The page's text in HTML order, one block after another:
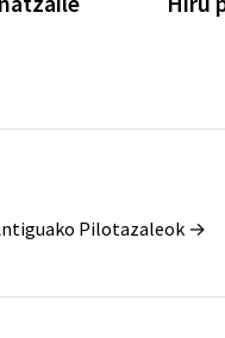
Pilotazaleok →